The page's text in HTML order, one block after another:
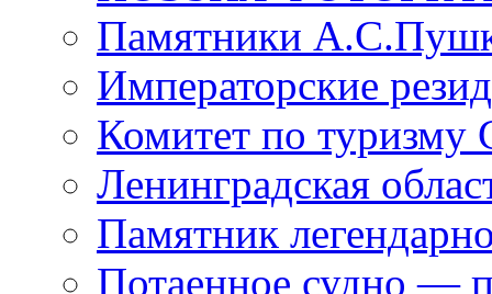
Памятники
Императорские
Комитет по туризму
Ленинградская
Памятник
Потаенное судно —